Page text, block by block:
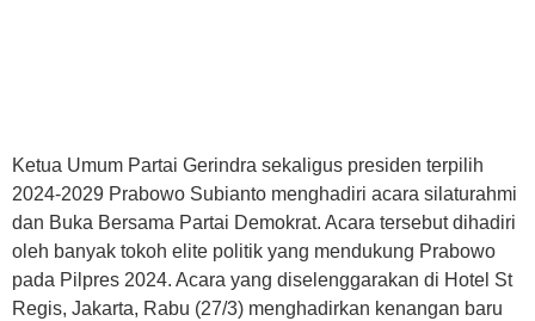
Ketua Umum Partai Gerindra sekaligus presiden terpilih
2024-2029 Prabowo Subianto menghadiri acara silaturahmi
dan Buka Bersama Partai Demokrat. Acara tersebut dihadiri
oleh banyak tokoh elite politik yang mendukung Prabowo
pada Pilpres 2024. Acara yang diselenggarakan di Hotel St
Regis, Jakarta, Rabu (27/3) menghadirkan kenangan baru